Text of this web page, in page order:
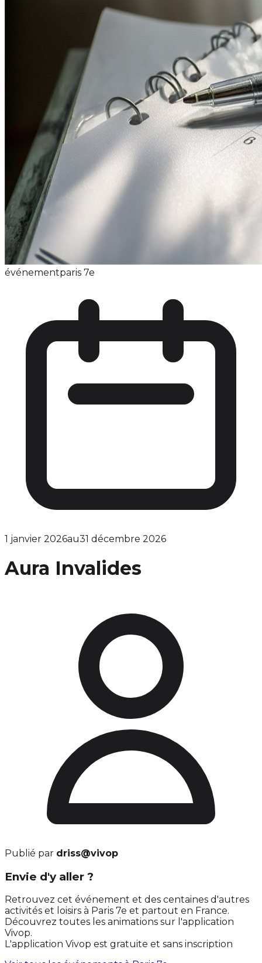
événementparis 7e
1 janvier 2026au31 décembre 2026
Aura Invalides
Publié par driss@vivop
Envie d'y aller ?
Retrouvez cet événement et des centaines d'autres
activités et loisirs à Paris 7e et partout en France.
Découvrez toutes les animations sur l'application
Vivop.
L'application Vivop est gratuite et sans inscription